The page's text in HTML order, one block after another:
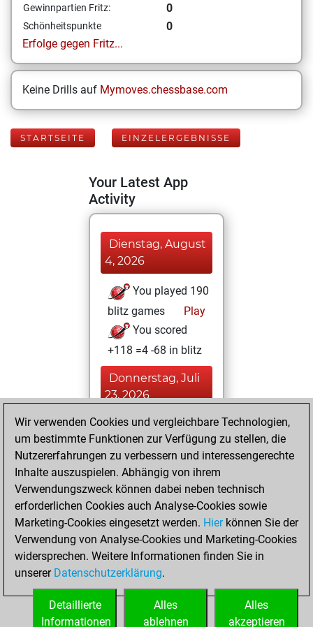
Gewinnpartien Fritz: 0
Schönheitspunkte
0
Erfolge gegen Fritz...
Keine Drills auf Mymoves.chessbase.com
STARTSEITE EINZELERGEBNISSE
Your Latest App
Activity
Dienstag, August
4, 2026
You played 190
blitz games
Play
You scored
+118 =4 -68 in blitz
Donnerstag, Juli
23, 2026
You played 210
bullet games
Play
+126 =5 -79 in bullet
Donnerstag,
Dezember 30,
2021
You created
your Fritz account
Wir verwenden Cookies und vergleichbare Technologien,
um bestimmte Funktionen zur Verfügung zu stellen, die
Nutzererfahrungen zu verbessern und interessengerechte
Inhalte auszuspielen. Abhängig von ihrem
Verwendungszweck können dabei neben technisch
erforderlichen Cookies auch Analyse-Cookies sowie
Marketing-Cookies eingesetzt werden. Hierkönnen Sie der
Verwendung von Analyse-Cookies und Marketing-Cookies
widersprechen. Weitere Informationen finden Sie in
unserer Datenschutzerklärung.
Alles
akzeptieren
Alles
ablehnen
Detaillierte
Informationen